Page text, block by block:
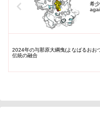
希
2024年の与那原大綱曳(よなばるおお
伝統の融合